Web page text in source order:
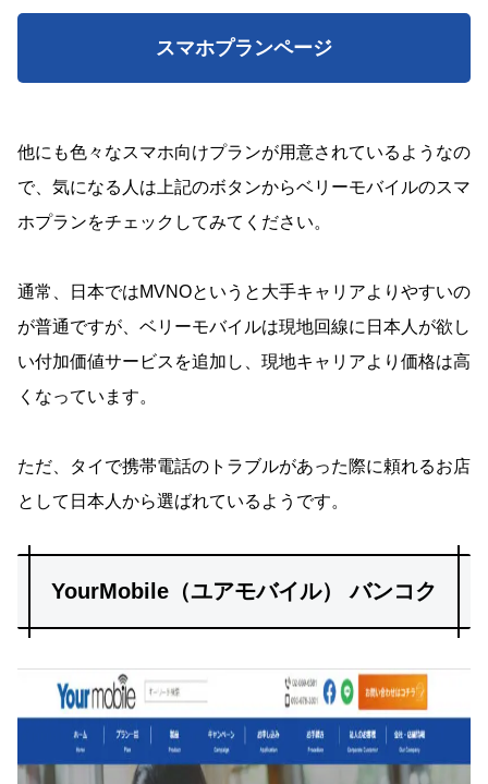
スマホプランページ
他にも色々なスマホ向けプランが用意されているようなの
で、気になる人は上記のボタンからベリーモバイルのスマ
ホプランをチェックしてみてください。
通常、日本ではMVNOというと大手キャリアよりやすいの
が普通ですが、ベリーモバイルは現地回線に日本人が欲し
い付加価値サービスを追加し、現地キャリアより価格は高
くなっています。
ただ、タイで携帯電話のトラブルがあった際に頼れるお店
として日本人から選ばれているようです。
YourMobile（ユアモバイル） バンコク